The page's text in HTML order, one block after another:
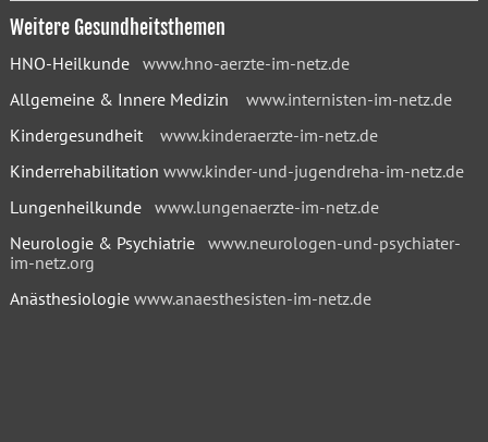
Weitere Gesundheitsthemen
HNO-Heilkunde www.hno-aerzte-im-netz.de
Allgemeine & Innere Medizin www.internisten-im-netz.de
Kindergesundheit www.kinderaerzte-im-netz.de
Kinderrehabilitation www.kinder-und-jugendreha-im-netz.de
Lungenheilkunde www.lungenaerzte-im-netz.de
Neurologie & Psychiatrie www.neurologen-und-psychiater-
im-netz.org
Anästhesiologie www.anaesthesisten-im-netz.de